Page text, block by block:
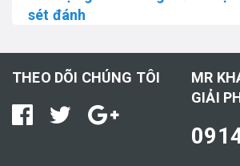
sét đánh
THEO DÕI CHÚNG TÔI
MR
GIẢI